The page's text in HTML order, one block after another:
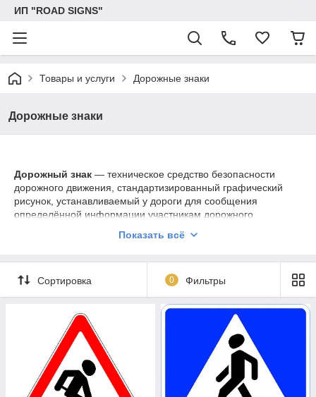
ИП "ROAD SIGNS"
Товары и услуги Дорожные знаки
Дорожные знаки
Дорожный знак — техническое средство безопасности
дорожного движения, стандартизированный графический
рисунок, устанавливаемый у дороги для сообщения
определённой информации участникам дорожного
У нас Вы можете заказать:
Предупреждающие знаки
Запрещающие знаки
Предписывающие знаки
Информационно-указательные знаки
Знаки сервиса
Показать всё
Сортировка 0 Фильтры